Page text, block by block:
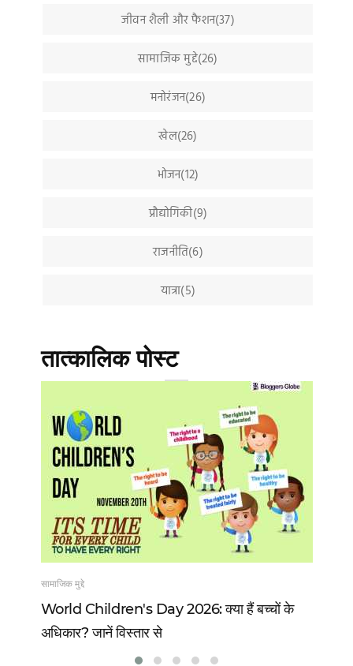
जीवन शैली और फैशन(37)
सामाजिक मुद्दे(26)
मनोरंजन(26)
खेल(26)
भोजन(12)
प्रौद्योगिकी(9)
राजनीति(6)
यात्रा(5)
तात्कालिक पोस्ट
सामाजिक मुद्दे
World Children's Day 2026: क्या हैं बच्चों के
अधिकार? जानें विस्तार से